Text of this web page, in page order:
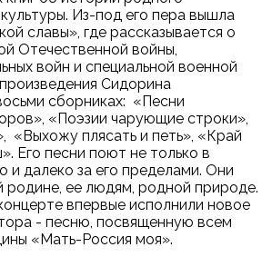
Из-под его пера вышла
славы», где рассказывается о
Отечественной войны,
войн и специальной военной
Сидорина
сборниках: «Песни
«Поэзии чарующие строки»,
«Выхожу плясать и петь», «Край
Его песни поют не только в
и далеко за его пределами. Они
родине, ее людям, родной природе.
впервые исполнили новое
- песню, посвященную всем
«Мать-Россия моя».